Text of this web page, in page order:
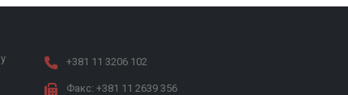
+381 11 3206 102
Факс: +381 11 2639 356